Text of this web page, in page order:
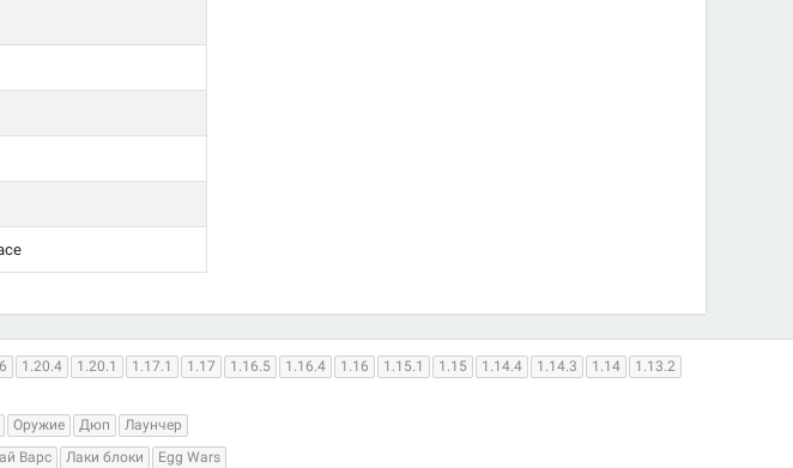
1.20.4 1.20.1 1.17.1 1.17 1.16.5 1.16.4 1.16 1.15.1 1.15 1.14.4 1.14.3 1.14
1.13.2
Оружие Дюп
Лаунчер
Варс Лаки блоки
Egg Wars